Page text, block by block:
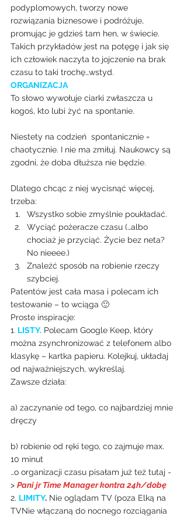
podyplomowych, tworzy nowe
rozwiązania biznesowe i podróżuje,
promując je gdzieś tam hen, w świecie.
Takich przykładów jest na potęgę i jak się
ich człowiek naczyta to jojczenie na brak
czasu to taki trochę…wstyd.
ORGANIZACJA
To słowo wywołuje ciarki zwłaszcza u
kogoś, kto lubi żyć na spontanie.
Niestety na codzień  spontanicznie =
chaotycznie. I nie ma zmiłuj. Naukowcy są
zgodni, że doba dłuższa nie będzie.
Dlatego chcąc z niej wycisnąć więcej,
trzeba:
Wszystko sobie zmyślnie poukładać.
Wyciąć pożeracze czasu (…albo
chociaż je przyciąć. Życie bez neta?
No nieeee.)
Znaleźć sposób na robienie rzeczy
szybciej.
Patentów jest cała masa i polecam ich
testowanie – to wciąga 🙂
Proste inspiracje:
1. LISTY. Polecam Google Keep, który
można zsynchronizować z telefonem albo
klasykę – kartka papieru. Kolejkuj, układaj
od najważniejszych, wykreślaj.
Zawsze działa:
a) zaczynanie od tego, co najbardziej mnie
dręczy
b) robienie od ręki tego, co zajmuje max.
10 minut
…o organizacji czasu pisałam już też tutaj -
> Pani jr Time Manager kontra 24h/dobę
2. LIMITY. Nie oglądam TV (poza Elką na
TVNie włączaną do nocnego rozciągania